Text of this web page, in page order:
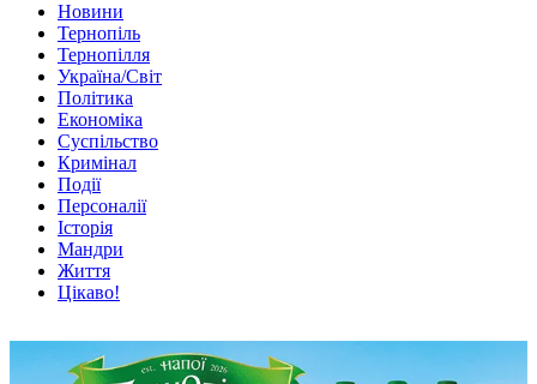
Новини
Тернопіль
Тернопілля
Україна/Світ
Політика
Економіка
Суспільство
Кримінал
Події
Персоналії
Історія
Мандри
Життя
Цікаво!